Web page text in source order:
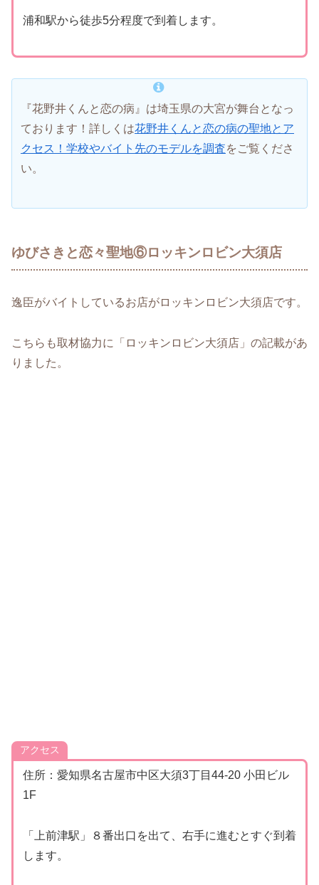
浦和駅から徒歩5分程度で到着します。
『花野井くんと恋の病』は埼玉県の大宮が舞台となっ
ております！詳しくは花野井くんと恋の病の聖地とア
クセス！学校やバイト先のモデルを調査をご覧くださ
い。
ゆびさきと恋々聖地⑥ロッキンロビン大須店
逸臣がバイトしているお店がロッキンロビン大須店です。
こちらも取材協力に「ロッキンロビン大須店」の記載があ
りました。
アクセス
住所：愛知県名古屋市中区大須3丁目44‐20 小田ビル
1F
「上前津駅」８番出口を出て、右手に進むとすぐ到着
します。